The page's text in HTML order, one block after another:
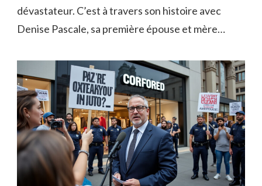
dévastateur. C’est à travers son histoire avec
Denise Pascale, sa première épouse et mère…